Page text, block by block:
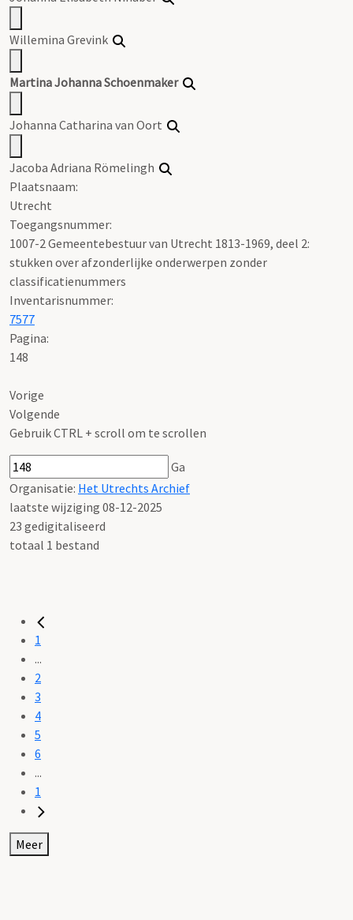
Willemina Grevink
Martina Johanna Schoenmaker
Johanna Catharina van Oort
Jacoba Adriana Römelingh
Plaatsnaam:
Utrecht
Toegangsnummer:
1007-2 Gemeentebestuur van Utrecht 1813-1969, deel 2:
stukken over afzonderlijke onderwerpen zonder
classificatienummers
Inventarisnummer:
7577
Pagina:
148
Vorige
Volgende
Gebruik CTRL + scroll om te scrollen
Ga
Organisatie: Het Utrechts Archief
laatste wijziging 08-12-2025
23 gedigitaliseerd
totaal 1 bestand
1
...
2
3
4
5
6
...
1
Meer